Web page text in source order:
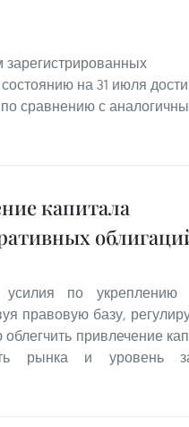
на 31 июля
сравнению с
капитала
усилия по укреплению
правовую базу,
привлечение
рынка и уровень